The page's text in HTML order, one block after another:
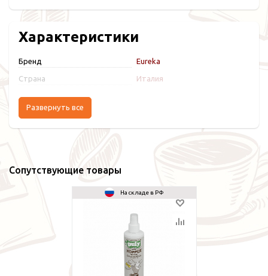
Характеристики
Бренд Eureka
Страна Италия
Развернуть все
Сопутствующие товары
На складе в РФ